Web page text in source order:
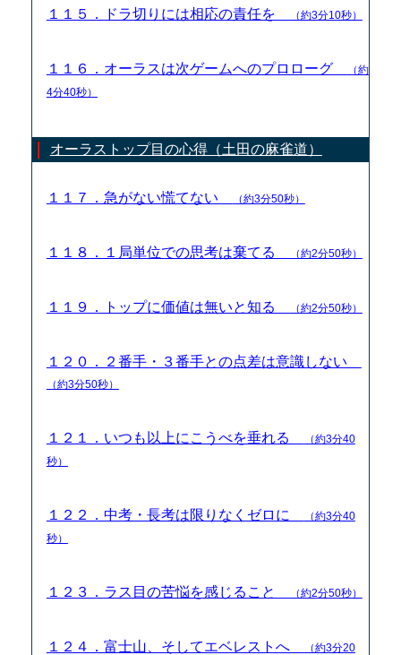
１１５．ドラ切りには相応の責任を （約3分10秒）
１１６．オーラスは次ゲームへのプロローグ
（約
4分40秒）
オーラストップ目の心得（土田の麻雀道）
１１７．急がない慌てない （約3分50秒）
１１８．１局単位での思考は棄てる （約2分50秒）
１１９．トップに価値は無いと知る （約2分50秒）
１２０．２番手・３番手との点差は意識しない
（約3分50秒）
１２１．いつも以上にこうべを垂れる
（約3分40
秒）
１２２．中考・長考は限りなくゼロに
（約3分40
秒）
１２３．ラス目の苦悩を感じること （約2分50秒）
１２４．富士山、そしてエベレストへ
（約3分20